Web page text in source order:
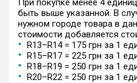
При покупке менее 4
быть выше указанной. В
нужном городе товара в
стоимости добавляется
R13–R14 = 175 грн за 1
R15–R17 = 225 грн за 1
R18–R19 = 250 грн за 1
R20–R22 = 250 грн за 1